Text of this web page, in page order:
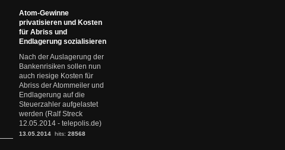
Atom-Gewinne
privatisieren und Kosten
für Abriss und
Endlagerung sozialisieren
Nach der Auslagerung der
Bankenrisiken sollen nun
auch riesige Kosten für
Abriss der Atommeiler und
Endlagerung auf die
Steuerzahler aufgelastet
werden (Ralf Streck
12.05.2014 - telepolis.de)
13.05.2014 hits: 28568